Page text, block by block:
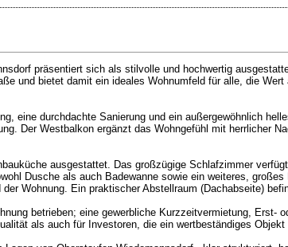
präsentiert sich als stilvolle und hochwertig
und bietet damit ein ideales Wohnumfeld für alle, die
eine durchdachte Sanierung und ein außergewöhnlich
Der Westbalkon ergänzt das Wohngefühl mit herrlicher
ausgestattet. Das großzügige Schlafzimmer
Dusche als auch Badewanne sowie ein weiteres,
Wohnung. Ein praktischer Abstellraum (Dachabseite)
betrieben; eine gewerbliche Kurzzeitvermietung, Erst-
als auch für Investoren, die ein wertbeständiges